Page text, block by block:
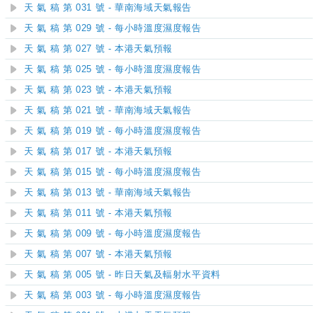
天 氣 稿 第 031 號 - 華南海域天氣報告
天 氣 稿 第 029 號 - 每小時溫度濕度報告
天 氣 稿 第 027 號 - 本港天氣預報
天 氣 稿 第 025 號 - 每小時溫度濕度報告
天 氣 稿 第 023 號 - 本港天氣預報
天 氣 稿 第 021 號 - 華南海域天氣報告
天 氣 稿 第 019 號 - 每小時溫度濕度報告
天 氣 稿 第 017 號 - 本港天氣預報
天 氣 稿 第 015 號 - 每小時溫度濕度報告
天 氣 稿 第 013 號 - 華南海域天氣報告
天 氣 稿 第 011 號 - 本港天氣預報
天 氣 稿 第 009 號 - 每小時溫度濕度報告
天 氣 稿 第 007 號 - 本港天氣預報
天 氣 稿 第 005 號 - 昨日天氣及輻射水平資料
天 氣 稿 第 003 號 - 每小時溫度濕度報告